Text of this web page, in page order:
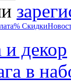
% Скидки
и декор
в